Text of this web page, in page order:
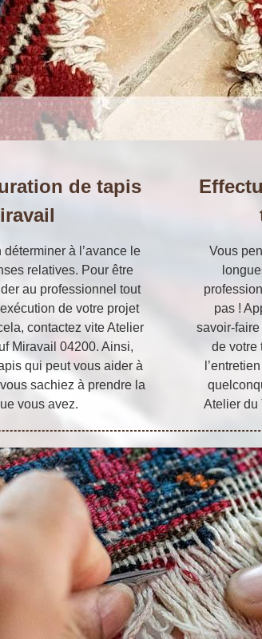
de tapis
à l’avance le
relatives. Pour être
au professionnel tout
de votre projet
contactez vite Atelier
Miravail 04200. Ainsi,
qui peut vous aider à
sachiez à prendre la
vous avez.
Vous
pas !
savoir-
de votre
Atelier du